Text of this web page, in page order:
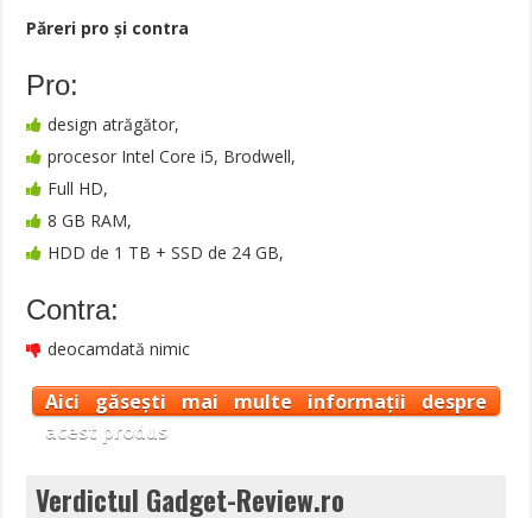
Păreri pro şi contra
Pro:
design atrăgător,
procesor Intel Core i5, Brodwell,
Full HD,
8 GB RAM,
HDD de 1 TB + SSD de 24 GB,
Contra:
deocamdată nimic
Aici găsești mai multe informații despre
acest produs
Verdictul Gadget-Review.ro